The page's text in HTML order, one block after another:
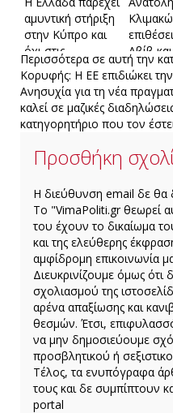
αμυντική στήριξη
στην Κύπρο και
όχι στις
βρετανικές βάσεις
που βρίσκονται
εκεί
Αβίβ και
από 200
στο
Περισσότερα σε αυτή την
Κορυφής: Η ΕΕ επιδιώκει
Ανησυχία για τη νέα
καλεί σε μαζικές
κατηγορητήριο που τον
Προσθήκη
H διεύθυνση email δε θα
Το "VimaPoliti.gr θεωρεί
του έχουν το δικαίωμα
και της ελεύθερης
αμφίδρομη επικοινωνία
Διευκρινίζουμε όμως
σχολιασμού της
αρένα απαξίωσης και
θεσμών. Έτσι,
να μην δημοσιεύουμε
προσβλητικού ή
Τέλος, τα ενυπόγραφα
τους και δε συμπίπτουν
portal